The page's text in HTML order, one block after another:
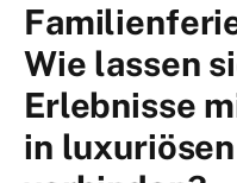
Wie lassen
Erlebnisse
in